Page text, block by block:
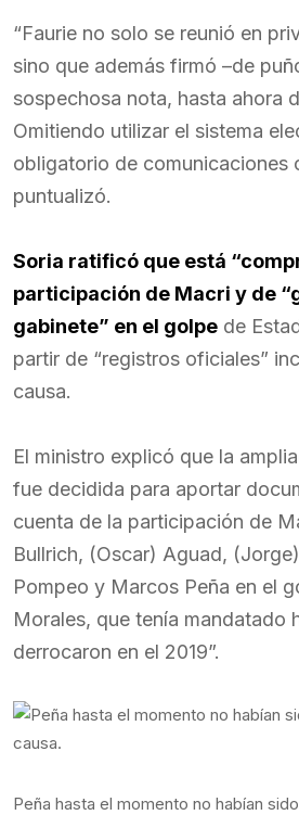
“Faurie no solo se reunió en
sino que además firmó –de
sospechosa nota, hasta ahora
Omitiendo utilizar el sistema
obligatorio de comunicaciones
puntualizó.
Soria ratificó que está
participación de Macri y de
gabinete” en el golpe de
partir de “registros oficiales”
causa.
El ministro explicó que la
fue decidida para aportar
cuenta de la participación de
Bullrich, (Oscar) Aguad,
Pompeo y Marcos Peña en el
Morales, que tenía mandatado
derrocaron en el 2019”.
Peña hasta el momento no habían